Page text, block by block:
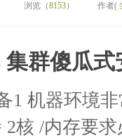
浏览（8153） 作者(
集群傻瓜式
1 机器环境
核 /内存要